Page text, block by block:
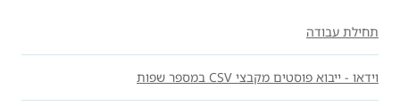
תחילת עבודה
וידאו - ייבוא פוסטים מקבצי CSV במספר שפות